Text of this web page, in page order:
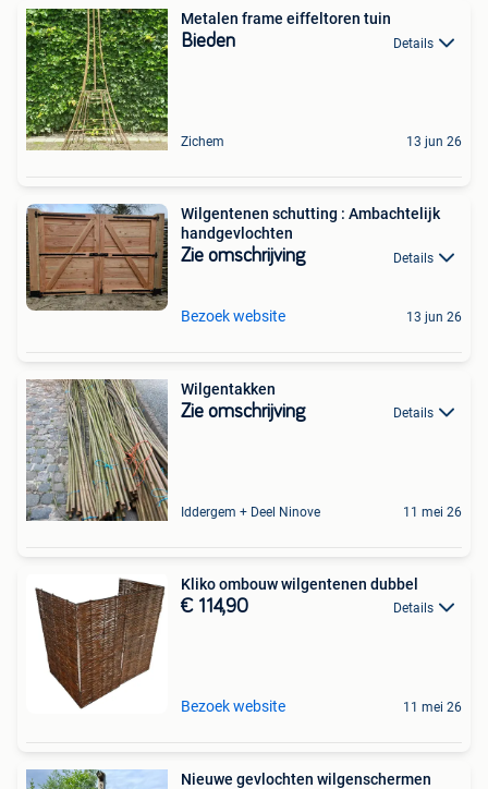
Metalen frame eiffeltoren tuin
Bieden Details
Zichem 13 jun 26
Wilgentenen schutting : Ambachtelijk
handgevlochten
Zie omschrijving Details
Bezoek website 13 jun 26
Wilgentakken
Zie omschrijving Details
Iddergem + Deel Ninove 11 mei 26
Kliko ombouw wilgentenen dubbel
€ 114,90 Details
Bezoek website 11 mei 26
Nieuwe gevlochten wilgenschermen